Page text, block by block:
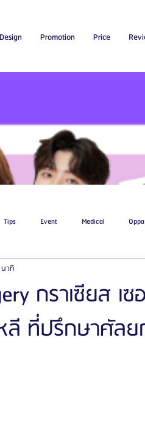
Design Promotion Price
Tips Event Medical
รรมจีเอ็นจี โรงพยาบาลศัลยกรรมอิมเมจอัพ
กราเซียส เซ
ที่ปรึกษาศัลย
าที